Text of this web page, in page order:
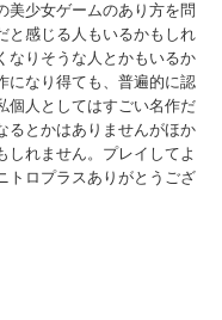
美少女ゲームのあり方を問
と感じる人もいるかもしれ
なりそうな人とかもいるか
になり得ても、普遍的に認
個人としてはすごい名作だ
るとかはありませんがほか
しれません。プレイしてよ
トロプラスありがとうござ